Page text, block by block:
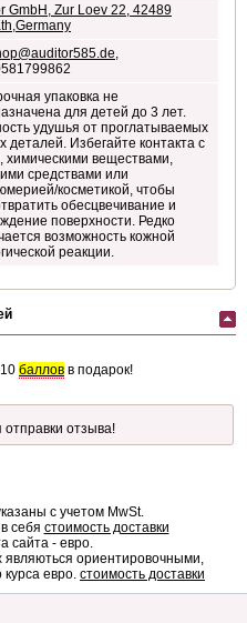
GmbH, Zur Loev 22, 42489
,
упаковка не
для детей до 3 лет.
удушья от проглатываемых
деталей. Избегайте контакта с
химическими веществами,
средствами или
косметикой, чтобы
обесцвечивание и
поверхности. Редко
возможность кожной
реакции.
баллов в подарок!
отправки отзыва!
с учетом MwSt.
себя стоимость доставки
сайта - евро.
ориентировочными,
курса евро. стоимость доставки